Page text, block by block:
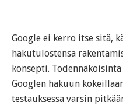
Google ei kerro itse sitä,
hakutulostensa
konsepti.
Googlen hakuun
testauksessa varsin